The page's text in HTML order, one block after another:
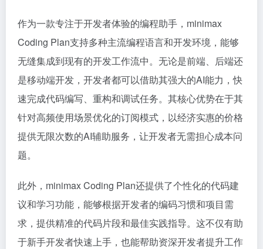
作为一款专注于开发者体验的编程助手，minimax
Coding Plan支持多种主流编程语言和开发环境，能够
无缝集成到现有的开发工作流中。无论是前端、后端还
是移动端开发，开发者都可以借助其强大的AI能力，快
速完成代码编写、重构和调试任务。其核心优势在于其
针对高频使用场景优化的订阅模式，以经济实惠的价格
提供无限次数的AI辅助服务，让开发者无需担心成本问
题。
此外，minimax Coding Plan还提供了个性化的代码建
议和学习功能，能够根据开发者的编码习惯和项目需
求，提供精准的代码片段和最佳实践指导。这不仅有助
于新手开发者快速上手，也能帮助资深开发者提升工作